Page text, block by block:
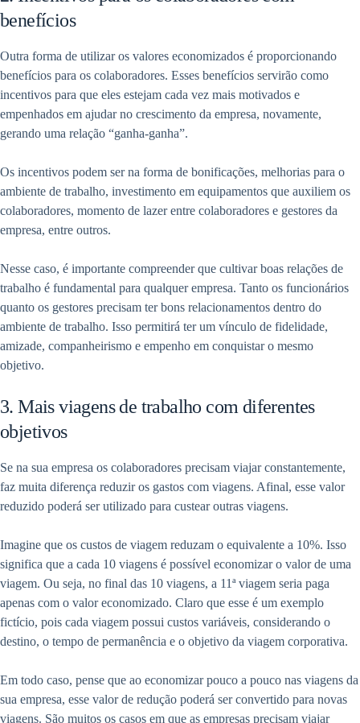
benefícios
Outra forma de utilizar os valores economizados é proporcionando
benefícios para os colaboradores. Esses benefícios servirão como
incentivos para que eles estejam cada vez mais motivados e
empenhados em ajudar no crescimento da empresa, novamente,
gerando uma relação “ganha-ganha”.
Os incentivos podem ser na forma de bonificações, melhorias para o
ambiente de trabalho, investimento em equipamentos que auxiliem os
colaboradores, momento de lazer entre colaboradores e gestores da
empresa, entre outros.
Nesse caso, é importante compreender que cultivar boas relações de
trabalho é fundamental para qualquer empresa. Tanto os funcionários
quanto os gestores precisam ter bons relacionamentos dentro do
ambiente de trabalho. Isso permitirá ter um vínculo de fidelidade,
amizade, companheirismo e empenho em conquistar o mesmo
objetivo.
3. Mais viagens de trabalho com diferentes
objetivos
Se na sua empresa os colaboradores precisam viajar constantemente,
faz muita diferença reduzir os gastos com viagens. Afinal, esse valor
reduzido poderá ser utilizado para custear outras viagens.
Imagine que os custos de viagem reduzam o equivalente a 10%. Isso
significa que a cada 10 viagens é possível economizar o valor de uma
viagem. Ou seja, no final das 10 viagens, a 11ª viagem seria paga
apenas com o valor economizado. Claro que esse é um exemplo
fictício, pois cada viagem possui custos variáveis, considerando o
destino, o tempo de permanência e o objetivo da viagem corporativa.
Em todo caso, pense que ao economizar pouco a pouco nas viagens da
sua empresa, esse valor de redução poderá ser convertido para novas
viagens. São muitos os casos em que as empresas precisam viajar